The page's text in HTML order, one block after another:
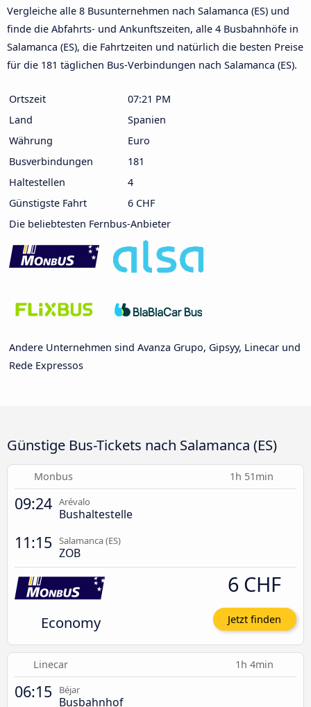
Vergleiche alle 8 Busunternehmen nach Salamanca (ES) und
finde die Abfahrts- und Ankunftszeiten, alle 4 Busbahnhöfe in
Salamanca (ES), die Fahrtzeiten und natürlich die besten Preise
für die 181 täglichen Bus-Verbindungen nach Salamanca (ES).
Ortszeit
07:21 PM
Land
Spanien
Währung
Euro
Busverbindungen
181
Haltestellen
4
Günstigste Fahrt
6 CHF
Die beliebtesten Fernbus-Anbieter
Andere Unternehmen sind Avanza Grupo, Gipsyy, Linecar und
Rede Expressos
Günstige Bus-Tickets nach Salamanca (ES)
Monbus 1h 51min
09:24 Arévalo
Bushaltestelle
11:15 Salamanca (ES)
ZOB
Economy
6 CHF
Jetzt finden
Linecar 1h 4min
06:15 Béjar
Busbahnhof